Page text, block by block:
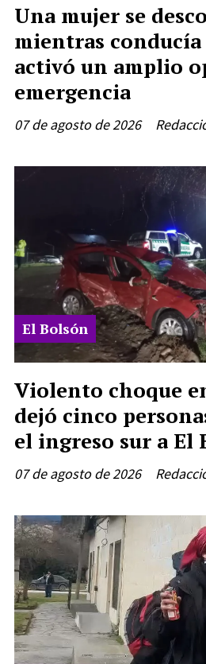
Una mujer se
mientras conducía
activó un amplio
emergencia
07 de agosto de 2026
Violento choque
dejó cinco
el ingreso sur a El
El Bolsón
07 de agosto de 2026